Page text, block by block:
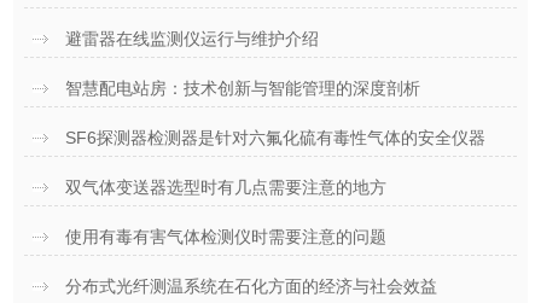
避雷器在线监测仪运行与维护介绍
智慧配电站房：技术创新与智能管理的深度剖析
SF6探测器检测器是针对六氟化硫有毒性气体的安全仪器
双气体变送器选型时有几点需要注意的地方
使用有毒有害气体检测仪时需要注意的问题
分布式光纤测温系统在石化方面的经济与社会效益